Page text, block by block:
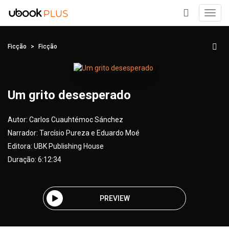
+
Ficção Ficção
Um grito desesperado
Autor: Carlos Cuauhtémoc Sánchez
Narrador: Tarcísio Pureza e Eduardo Moé
Editora: UBK Publishing House
Duração: 6:12:34
PREVIEW